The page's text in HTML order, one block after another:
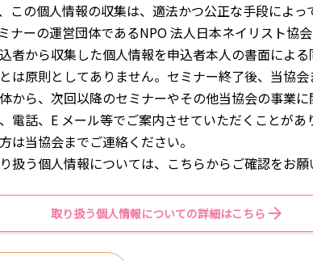
この個人情報の収集は、適法かつ公正な手段によっ
ナーの運営団体であるNPO 法人日本ネイリスト協
者から収集した個人情報を申込者本人の書面によ
は原則としてありません。セミナー終了後、当協
から、次回以降のセミナーやその他当協会の事業
電話、E メール等でご案内させていただくことがあ
は当協会までご連絡ください。
扱う個人情報については、こちらからご確認をお願
取り扱う個人情報についての詳細はこちら